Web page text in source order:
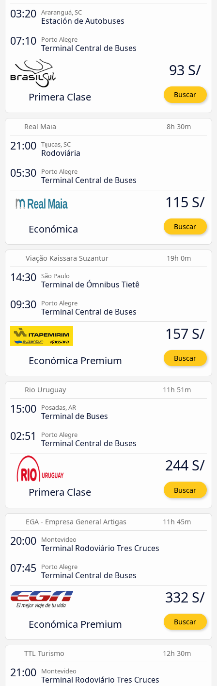
03:20 Araranguá, SC
Estación de Autobuses
07:10 Porto Alegre
Terminal Central de Buses
Primera Clase
93 S/
Buscar
Real Maia 8h 30m
21:00 Tijucas, SC
Rodoviária
05:30 Porto Alegre
Terminal Central de Buses
Económica
115 S/
Buscar
Viação Kaissara Suzantur 19h 0m
14:30 São Paulo
Terminal de Ómnibus Tietê
09:30 Porto Alegre
Terminal Central de Buses
Económica Premium
157 S/
Buscar
Rio Uruguay 11h 51m
15:00 Posadas, AR
Terminal de Buses
02:51 Porto Alegre
Terminal Central de Buses
Primera Clase
244 S/
Buscar
EGA - Empresa General Artigas 11h 45m
20:00 Montevideo
Terminal Rodoviário Tres Cruces
07:45 Porto Alegre
Terminal Central de Buses
Económica Premium
332 S/
Buscar
TTL Turismo 12h 30m
21:00 Montevideo
Terminal Rodoviário Tres Cruces